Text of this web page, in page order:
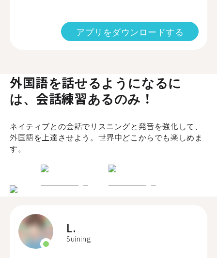
アプリをダウンロードする
外国語を話せるようになるに
は、会話練習あるのみ！
ネイティブとの会話でリスニングと発音を強化して、
外国語を上達させよう。世界中どこからでも楽しめま
す。
L.
Suining